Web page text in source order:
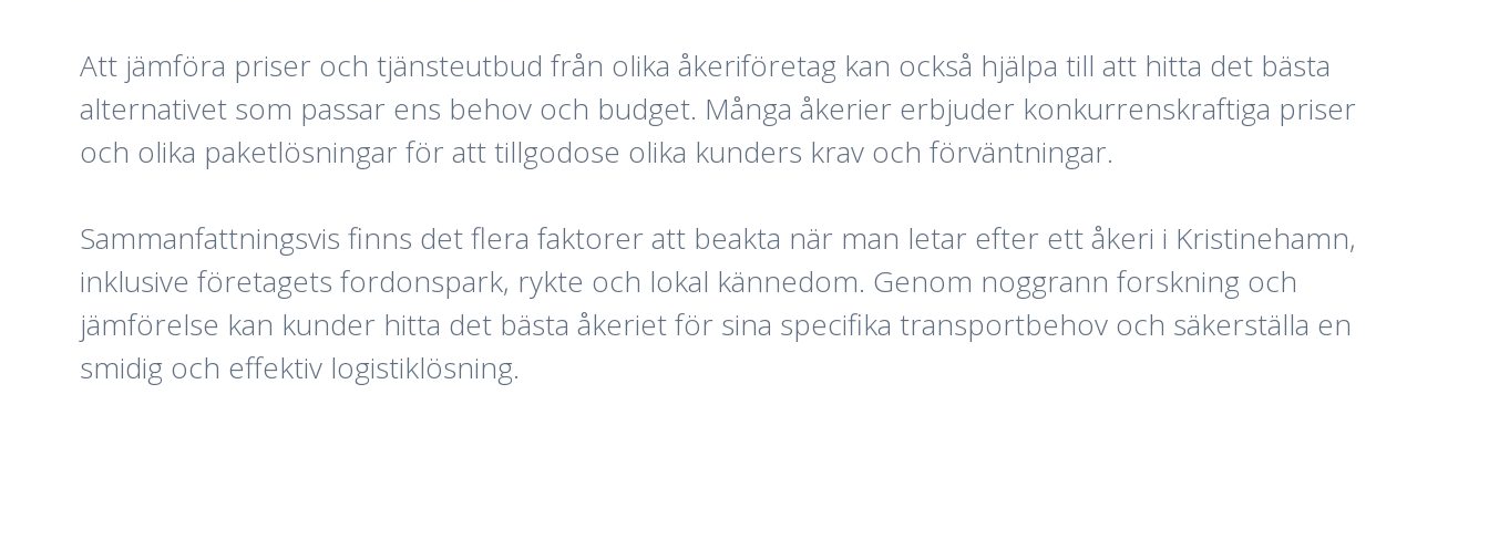
Att jämföra priser och tjänsteutbud från olika åkeriföretag kan också hjälpa till att hitta det bästa
alternativet som passar ens behov och budget. Många åkerier erbjuder konkurrenskraftiga priser
och olika paketlösningar för att tillgodose olika kunders krav och förväntningar.
Sammanfattningsvis finns det flera faktorer att beakta när man letar efter ett åkeri i Kristinehamn,
inklusive företagets fordonspark, rykte och lokal kännedom. Genom noggrann forskning och
jämförelse kan kunder hitta det bästa åkeriet för sina specifika transportbehov och säkerställa en
smidig och effektiv logistiklösning.